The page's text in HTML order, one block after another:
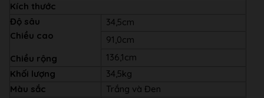
Kích thước
Độ sâu
Chiều cao
Chiều rộng
34,5cm
91,0cm
136,1cm
Khối lượng
34,5kg
Màu sắc
Trắng và Đen